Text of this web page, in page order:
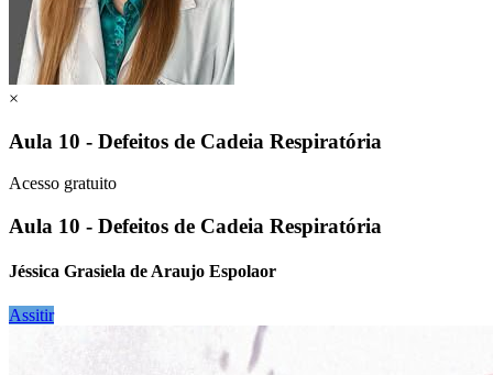
×
Aula 10 - Defeitos de Cadeia Respiratória
Acesso gratuito
Aula 10 - Defeitos de Cadeia Respiratória
Jéssica Grasiela de Araujo Espolaor
Assitir